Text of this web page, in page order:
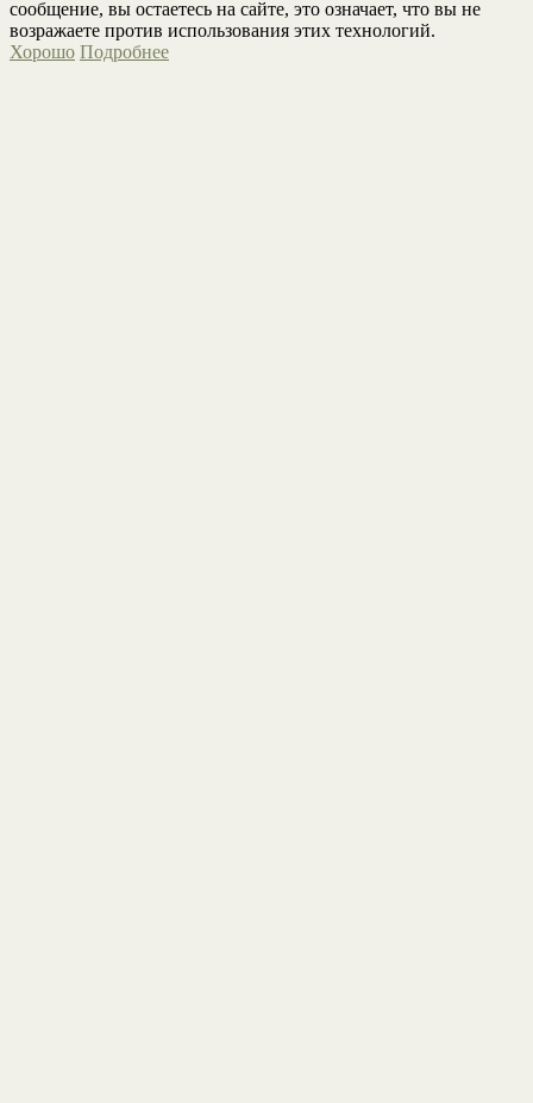
сообщение, вы остаетесь на сайте, это означает, что вы не
возражаете против использования этих технологий.
Хорошо Подробнее